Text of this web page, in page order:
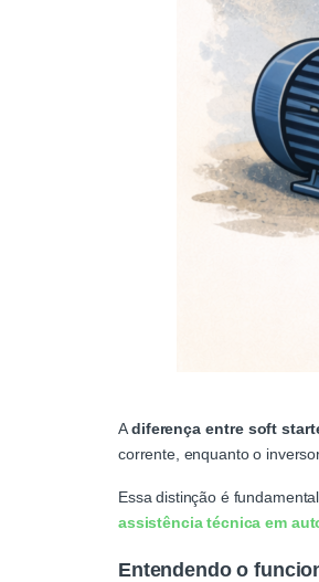
Adiferença entre soft
corrente, enquanto o
Essa distinção é
assistência técnica em
Entendendo o